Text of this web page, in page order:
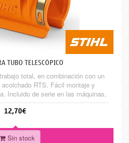
TUBO TELESCÓPICO
total, en combinación con un
RTS. Fácil montaje y
Incluido de serie en las máquinas,
válido para HT 101, HT 131,
85 y HLA 85.
12,70€
Sin stock